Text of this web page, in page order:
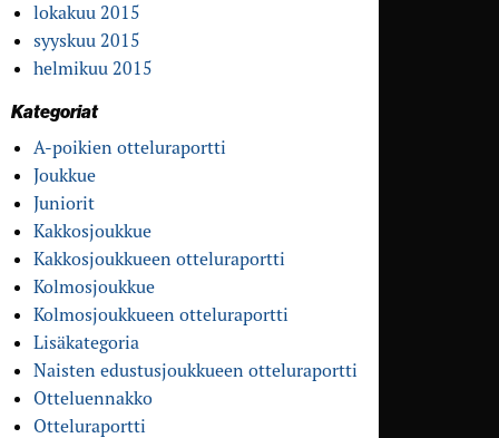
lokakuu 2015
syyskuu 2015
helmikuu 2015
Kategoriat
A-poikien otteluraportti
Joukkue
Juniorit
Kakkosjoukkue
Kakkosjoukkueen otteluraportti
Kolmosjoukkue
Kolmosjoukkueen otteluraportti
Lisäkategoria
Naisten edustusjoukkueen otteluraportti
Otteluennakko
Otteluraportti